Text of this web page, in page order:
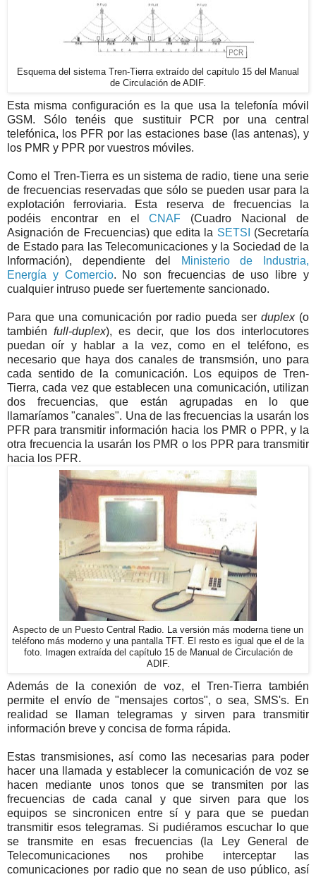
Esquema del sistema Tren-Tierra extraído del capítulo 15 del Manual
de Circulación de ADIF.
Esta misma configuración es la que usa la telefonía móvil
GSM. Sólo tenéis que sustituir PCR por una central
telefónica, los PFR por las estaciones base (las antenas), y
los PMR y PPR por vuestros móviles.
Como el Tren-Tierra es un sistema de radio, tiene una serie
de frecuencias reservadas que sólo se pueden usar para la
explotación ferroviaria. Esta reserva de frecuencias la
podéis encontrar en elCNAF (Cuadro Nacional de
Asignación de Frecuencias) que edita la SETSI
(Secretaría
de Estado para las Telecomunicaciones y la Sociedad de la
Información), dependiente del
Ministerio de Industria,
Energía y Comercio. No son frecuencias de uso libre y
cualquier intruso puede ser fuertemente sancionado.
Para que una comunicación por radio pueda serduplex(o
también full-duplex), es decir, que los dos interlocutores
puedan oír y hablar a la vez, como en el teléfono, es
necesario que haya dos canales de transmsión, uno para
cada sentido de la comunicación. Los equipos de Tren-
Tierra, cada vez que establecen una comunicación, utilizan
dos frecuencias, que están agrupadas en lo que
llamaríamos "canales". Una de las frecuencias la usarán los
PFR para transmitir información hacia los PMR o PPR, y la
otra frecuencia la usarán los PMR o los PPR para transmitir
hacia los PFR.
Aspecto de un Puesto Central Radio. La versión más moderna tiene un
teléfono más moderno y una pantalla TFT. El resto es igual que el de la
foto. Imagen extraída del capítulo 15 de Manual de Circulación de
ADIF.
Además de la conexión de voz, el Tren-Tierra también
permite el envío de "mensajes cortos", o sea, SMS's. En
realidad se llaman telegramas y sirven para transmitir
información breve y concisa de forma rápida.
Estas transmisiones, así como las necesarias para poder
hacer una llamada y establecer la comunicación de voz se
hacen mediante unos tonos que se transmiten por las
frecuencias de cada canal y que sirven para que los
equipos se sincronicen entre sí y para que se puedan
transmitir esos telegramas. Si pudiéramos escuchar lo que
se transmite en esas frecuencias (la Ley General de
Telecomunicaciones nos prohibe interceptar las
comunicaciones por radio que no sean de uso público, así